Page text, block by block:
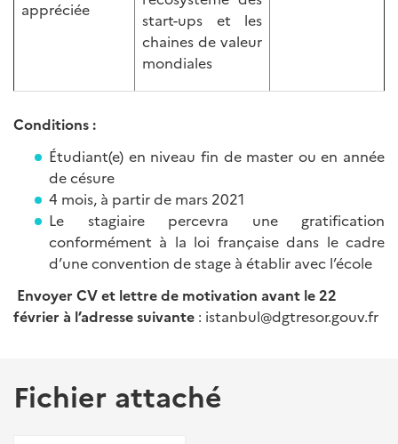
appréciée
start-ups et les
chaines de valeur
mondiales
Conditions :
Étudiant(e) en niveau fin de master ou en année
de césure
4 mois, à partir de mars 2021
Le stagiaire percevra une gratification
conformément à la loi française dans le cadre
d’une convention de stage à établir avec l’école
Envoyer CV et lettre de motivation avant le 22
février à l’adresse suivante : istanbul@dgtresor.gouv.fr
Fichier attaché